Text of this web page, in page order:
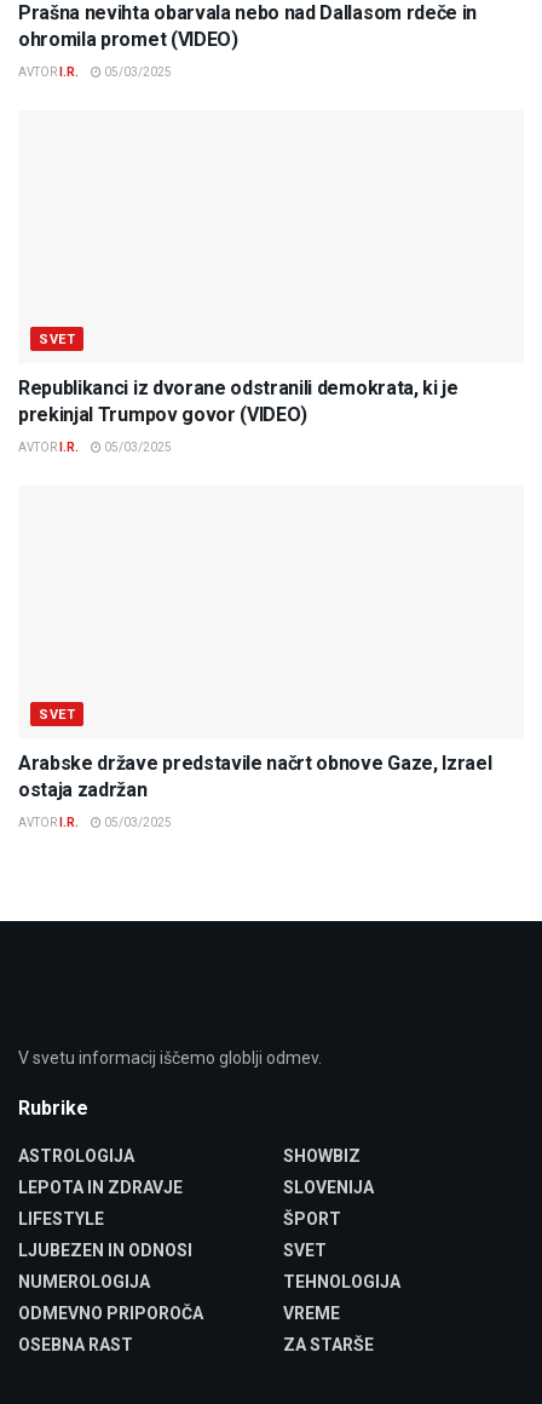
Prašna nevihta obarvala nebo nad Dallasom rdeče in
ohromila promet (VIDEO)
AVTOR I.R. 05/03/2025
SVET
Republikanci iz dvorane odstranili demokrata, ki je
prekinjal Trumpov govor (VIDEO)
AVTOR I.R. 05/03/2025
SVET
Arabske države predstavile načrt obnove Gaze, Izrael
ostaja zadržan
AVTOR I.R. 05/03/2025
V svetu informacij iščemo globlji odmev.
Rubrike
ASTROLOGIJA
LEPOTA IN ZDRAVJE
LIFESTYLE
LJUBEZEN IN ODNOSI
NUMEROLOGIJA
ODMEVNO PRIPOROČA
OSEBNA RAST
SHOWBIZ
SLOVENIJA
ŠPORT
SVET
TEHNOLOGIJA
VREME
ZA STARŠE